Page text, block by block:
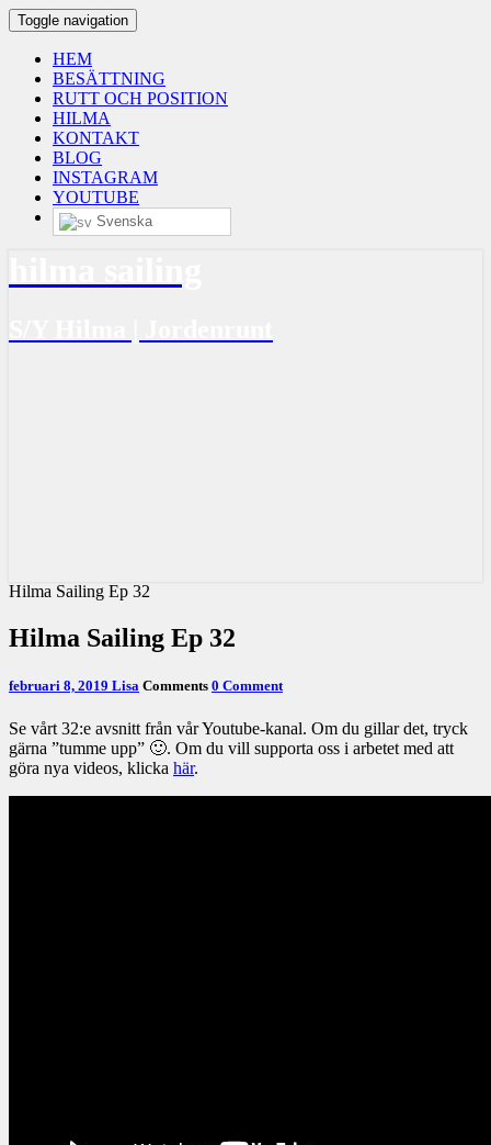
Toggle navigation
HEM
BESÄTTNING
RUTT OCH POSITION
HILMA
KONTAKT
BLOG
INSTAGRAM
YOUTUBE
Svenska
Hilma Sailing Ep 32
Hilma Sailing Ep 32
februari 8, 2019 Lisa Comments 0 Comment
Se vårt 32:e avsnitt från vår Youtube-kanal. Om du gillar det, tryck
gärna ”tumme upp” 🙂. Om du vill supporta oss i arbetet med att
göra nya videos, klicka här.